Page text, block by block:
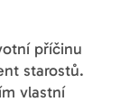
příčinu
starostů.
vlastní